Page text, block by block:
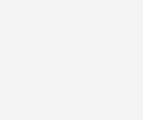
gesetzlicher MwSt.
erforderlich
auf Anfrage.
Terminal Server.